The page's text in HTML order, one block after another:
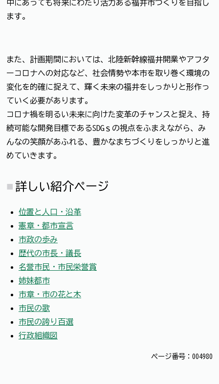
中にあっても将来にわたり活力ある福井市づくりを目指し
ます。
また、計画期間においては、北陸新幹線福井開業やアフタ
ーコロナへの対応など、社会情勢や本市を取り巻く環境の
変化を的確に捉えて、輝く未来の福井をしっかりと形作っ
ていく必要があります。
コロナ禍を明るい未来に向けた変革のチャンスと捉え、持
続可能な開発目標であるSDGｓの視点をふまえながら、み
んなの笑顔があふれる、豊かなまちづくりをしっかりと進
めていきます。
詳しい紹介ページ
位置と人口・沿革
憲章・都市宣言
市政の歩み
歴代の市長・議長
名誉市民・市民栄誉賞
姉妹都市
市章・市の花と木
市民の歌
市民の誇り百選
行政組織図
ページ番号：004980